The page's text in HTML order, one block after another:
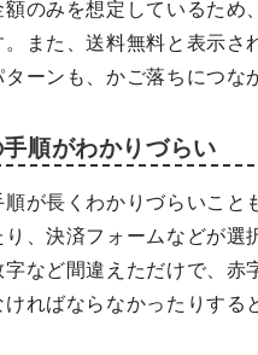
額のみを想定しているため
また、送料無料と表示
ーンも、かご落ちにつな
順がわかりづらい
が長くわかりづらいこ
り、決済フォームなどが
など間違えただけで、赤
ければならなかったりする